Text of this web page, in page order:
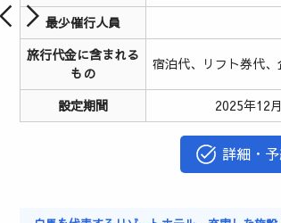
最少催行人員
旅行代金に含まれる
もの
宿泊代、リフト券代
設定期間 2025年12
詳細・